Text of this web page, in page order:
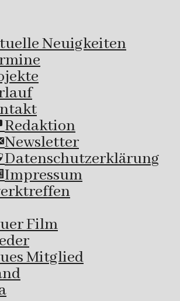
Neuigkeiten
Redaktion
Newsletter
Datenschutzerklärung
Impressum
Film
Mitglied